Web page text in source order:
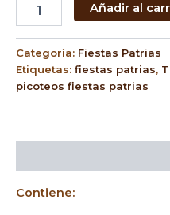
Añadir al
Categoría: Fiestas Patrias
Etiquetas: fiestas patrias,
picoteos fiestas patrias
Contiene: